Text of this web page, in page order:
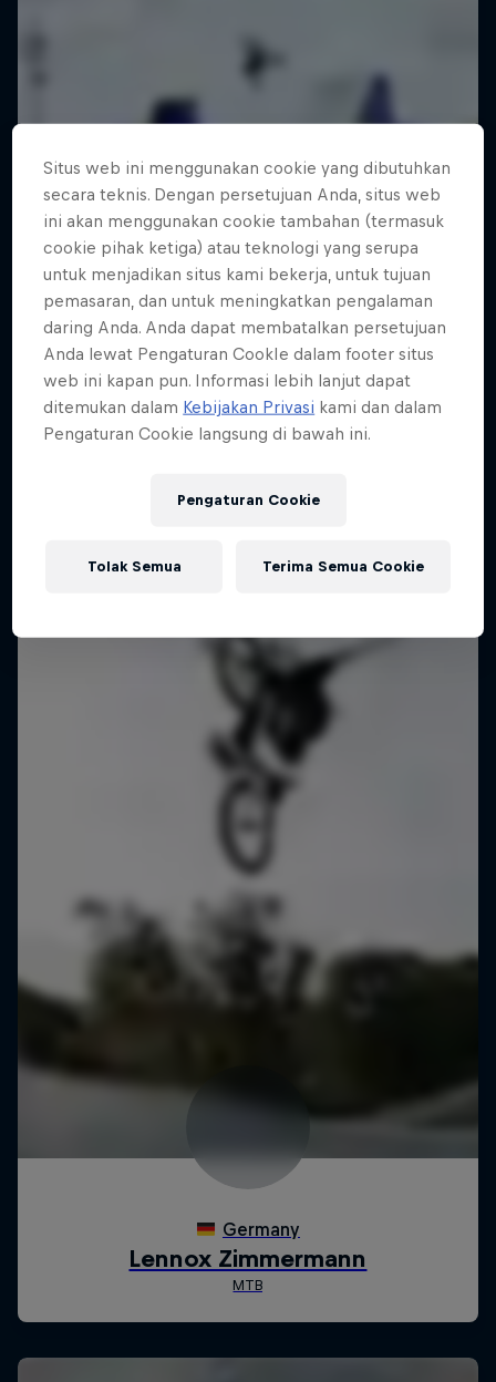
Situs web ini menggunakan cookie yang dibutuhkan
secara teknis. Dengan persetujuan Anda, situs web
ini akan menggunakan cookie tambahan (termasuk
cookie pihak ketiga) atau teknologi yang serupa
untuk menjadikan situs kami bekerja, untuk tujuan
pemasaran, dan untuk meningkatkan pengalaman
daring Anda. Anda dapat membatalkan persetujuan
Anda lewat Pengaturan CookIe dalam footer situs
web ini kapan pun. Informasi lebih lanjut dapat
ditemukan dalam Kebijakan Privasi kami dan dalam
Pengaturan Cookie langsung di bawah ini.
Pengaturan Cookie
Tolak Semua Terima Semua Cookie